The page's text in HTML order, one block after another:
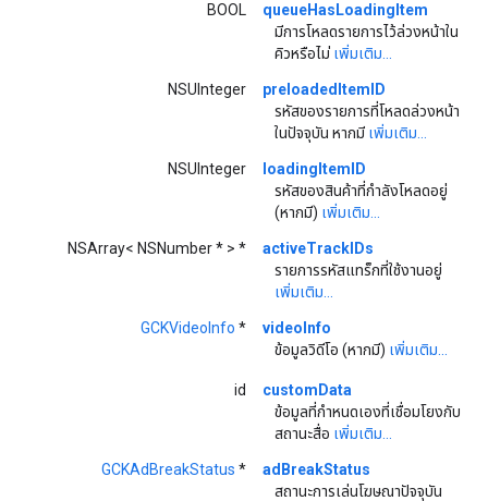
BOOL
queueHasLoadingItem
มีการโหลดรายการไว้ล่วงหน้าใน
คิวหรือไม่ เพิ่มเติม...
NSUInteger
preloadedItemID
รหัสของรายการที่โหลดล่วงหน้า
ในปัจจุบัน หากมี เพิ่มเติม...
NSUInteger
loadingItemID
รหัสของสินค้าที่กำลังโหลดอยู่
(หากมี) เพิ่มเติม...
NSArray< NSNumber * > *
activeTrackIDs
รายการรหัสแทร็กที่ใช้งานอยู่
เพิ่มเติม...
GCKVideoInfo *
videoInfo
ข้อมูลวิดีโอ (หากมี) เพิ่มเติม...
id
customData
ข้อมูลที่กําหนดเองที่เชื่อมโยงกับ
สถานะสื่อ เพิ่มเติม...
GCKAdBreakStatus *
adBreakStatus
สถานะการเล่นโฆษณาปัจจุบัน